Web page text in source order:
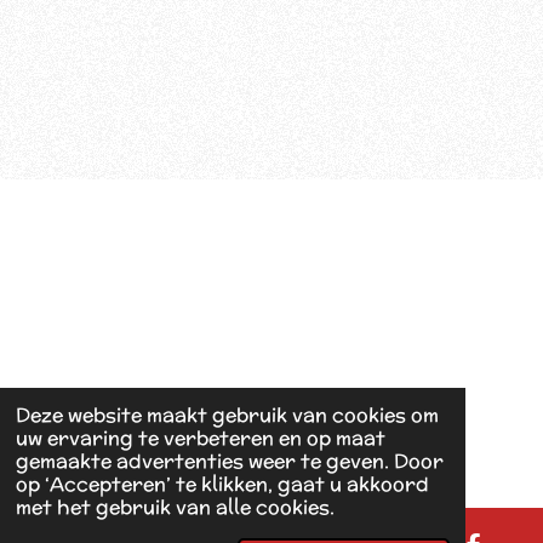
Deze website maakt gebruik van cookies om
uw ervaring te verbeteren en op maat
gemaakte advertenties weer te geven. Door
op ‘Accepteren’ te klikken, gaat u akkoord
met het gebruik van alle cookies.